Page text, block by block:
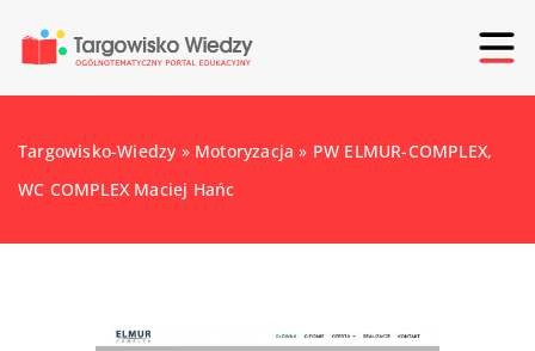
Targowisko-Wiedzy » Motoryzacja » PW ELMUR-COMPLEX,
WC COMPLEX Maciej Hańc